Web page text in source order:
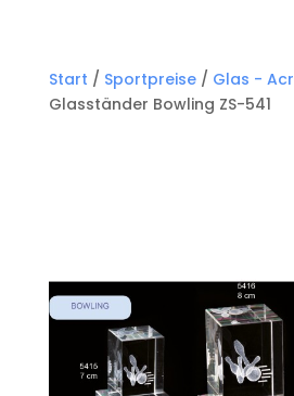
Start / Sportpreise/ Glas -
Glasständer Bowling ZS-541